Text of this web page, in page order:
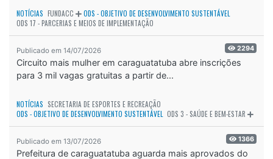
NOTÍCIAS FUNDACC
ODS - OBJETIVO DE DESENVOLVIMENTO SUSTENTÁVEL
ODS 17 - PARCERIAS E MEIOS DE IMPLEMENTAÇÃO
Publicado em 14/07/2026 2294
Circuito mais mulher em caraguatatuba abre inscrições
para 3 mil vagas gratuitas a partir de...
NOTÍCIAS SECRETARIA DE ESPORTES E RECREAÇÃO
ODS - OBJETIVO DE DESENVOLVIMENTO SUSTENTÁVEL ODS 3 - SAÚDE E BEM-ESTAR
Publicado em 13/07/2026 1366
Prefeitura de caraguatatuba aguarda mais aprovados do